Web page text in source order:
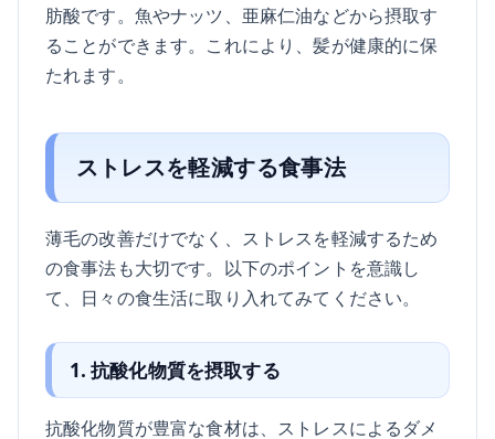
肪酸です。魚やナッツ、亜麻仁油などから摂取す
ることができます。これにより、髪が健康的に保
たれます。
ストレスを軽減する食事法
薄毛の改善だけでなく、ストレスを軽減するため
の食事法も大切です。以下のポイントを意識し
て、日々の食生活に取り入れてみてください。
1. 抗酸化物質を摂取する
抗酸化物質が豊富な食材は、ストレスによるダメ